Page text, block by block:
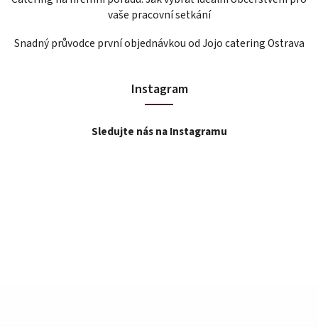
vaše pracovní setkání
Snadný průvodce první objednávkou od Jojo catering Ostrava
Instagram
Sledujte nás na Instagramu